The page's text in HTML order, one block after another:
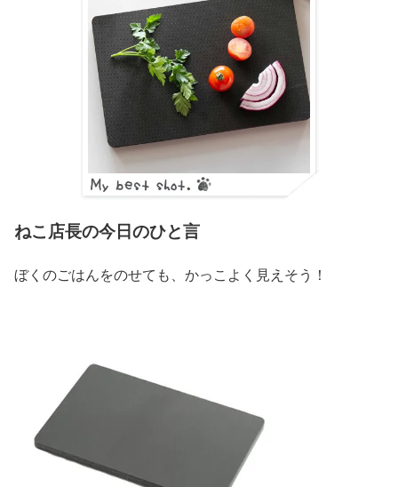
ねこ店長の今日のひと言
ぼくのごはんをのせても、かっこよく見えそう！